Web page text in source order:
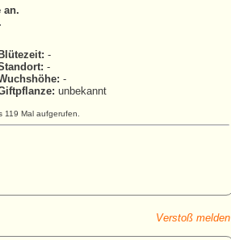
an.
Blütezeit: -
-
-
unbekannt
119 Mal aufgerufen.
Verstoß melden